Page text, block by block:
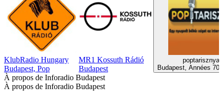
KlubRadio Hungary
Budapest, Pop
MR1 Kossuth Rádió
Budapest
Budapest, Années
À propos de Inforadio Budapest
À propos de Inforadio Budapest